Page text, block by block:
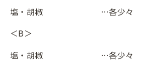
塩・胡椒
…各少々
＜B＞
塩・胡椒
…各少々